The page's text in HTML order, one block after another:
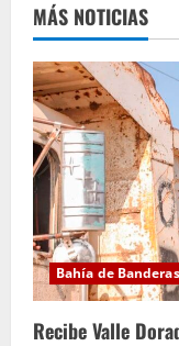
l
e
y
e
n
d
o
MÁS NOTICIAS
Bahía de Banderas
Recibe Valle